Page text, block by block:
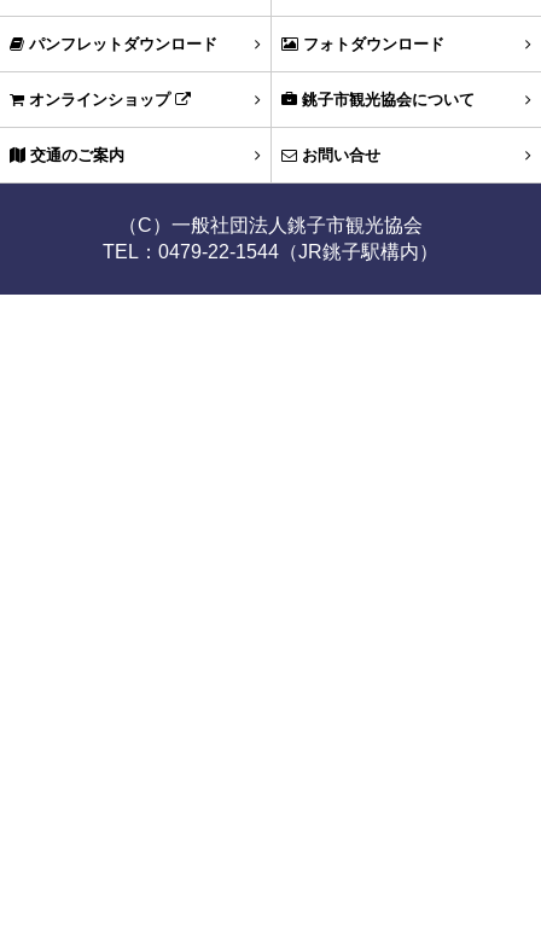
パンフレットダウンロード フォトダウンロード
オンラインショップ 銚子市観光協会について
交通のご案内 お問い合せ
（C）一般社団法人銚子市観光協会
TEL：0479-22-1544（JR銚子駅構内）